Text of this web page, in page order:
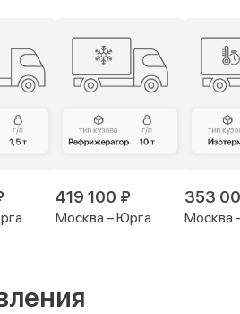
419 100 ₽
Москва – Юрга
353
Москва